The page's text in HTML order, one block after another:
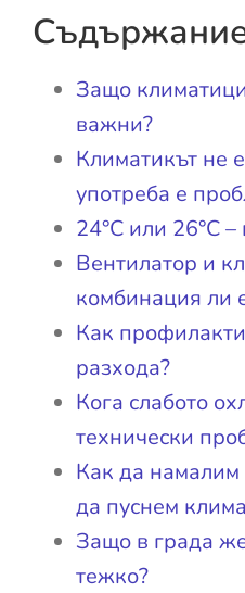
Защо
важни?
Климатикът не
употреба е
24°C или 26°C
Вентилатор и
комбинация ли
Как
разхода?
Кога слабото
технически
Как да
да пуснем
Защо в града
тежко?